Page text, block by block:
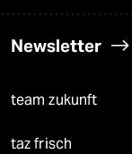
Newsletter
team zukunft
taz frisch